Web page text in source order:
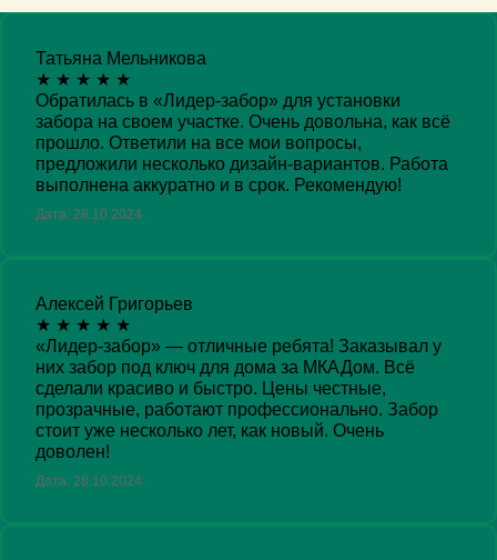
Татьяна Мельникова
★ ★ ★ ★ ★
Обратилась в «Лидер-забор» для установки
забора на своем участке. Очень довольна, как всё
прошло. Ответили на все мои вопросы,
предложили несколько дизайн-вариантов. Работа
выполнена аккуратно и в срок. Рекомендую!
Дата: 28.10.2024
Алексей Григорьев
★ ★ ★ ★ ★
«Лидер-забор» — отличные ребята! Заказывал у
них забор под ключ для дома за МКАДом. Всё
сделали красиво и быстро. Цены честные,
прозрачные, работают профессионально. Забор
стоит уже несколько лет, как новый. Очень
доволен!
Дата: 28.10.2024